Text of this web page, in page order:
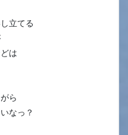
立てる
は
ら
なっ？